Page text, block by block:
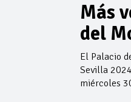
Más
del
El Palacio
Sevilla
miércoles